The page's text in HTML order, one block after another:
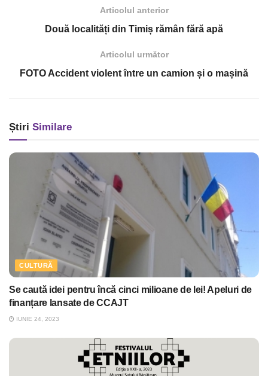
Articolul anterior
Două localități din Timiș rămân fără apă
Articolul următor
FOTO Accident violent între un camion și o mașină
Știri Similare
CULTURĂ
Se caută idei pentru încă cinci milioane de lei! Apeluri de
finanțare lansate de CCAJT
IUNIE 24, 2023